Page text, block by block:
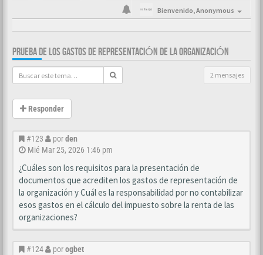
Bienvenido,Anonymous
PRUEBA DE LOS GASTOS DE REPRESENTACIÓN DE LA ORGANIZACIÓN
2 mensajes
Responder
#123 porden
Mié Mar 25, 2026 1:46 pm
¿Cuáles son los requisitos para la presentación de
documentos que acrediten los gastos de representación de
la organización y Cuál es la responsabilidad por no contabilizar
esos gastos en el cálculo del impuesto sobre la renta de las
organizaciones?
#124 porogbet